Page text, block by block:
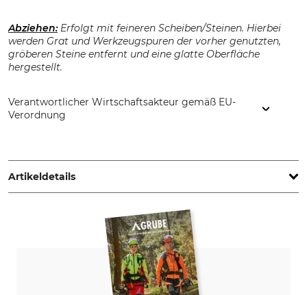
Abziehen:Erfolgt mit feineren Scheiben/Steinen. Hierbei
werden Grat und Werkzeugspuren der vorher genutzten,
gröberen Steine entfernt und eine glatte Oberfläche
hergestellt.
Verantwortlicher Wirtschaftsakteur gemäß EU-
Verordnung
Enkenbach-Alsenborn, Germany, www.effgen.com
Artikeldetails
Produkttyp
Abziehstein
Modellbezeichnung
Herstellung
Made in Germany